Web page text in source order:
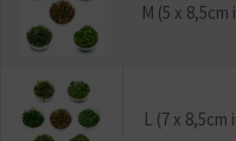
M (5 x
L (7 x